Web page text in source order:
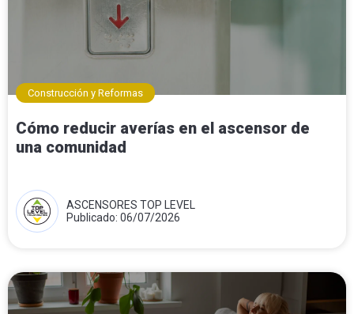
Construcción y Reformas
Cómo reducir averías en el ascensor de
una comunidad
ASCENSORES TOP LEVEL
Publicado: 06/07/2026